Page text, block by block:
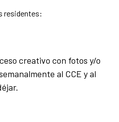
residentes:
creativo con fotos y/o
al CCE y al